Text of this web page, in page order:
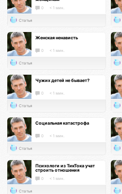
0 < 1 мин.
Статья
Женская ненависть
0 < 1 мин.
Статья
Чужих детей не бывает?
0 < 1 мин.
Статья
Социальная катастрофа
0 < 1 мин.
Статья
Психологи из ТикТока учат
строить отношения
0 < 1 мин.
Статья